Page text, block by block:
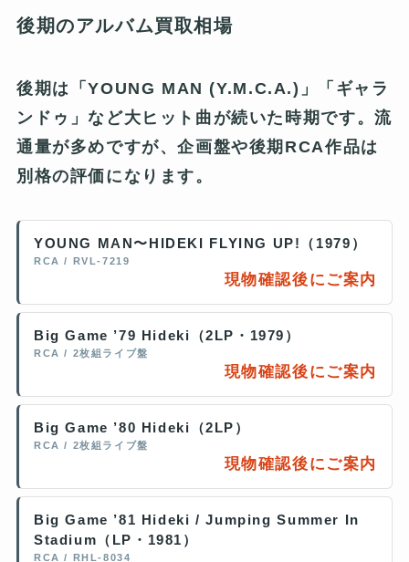
後期のアルバム買取相場
後期は「YOUNG MAN (Y.M.C.A.)」「ギャラ
ンドゥ」など大ヒット曲が続いた時期です。流
通量が多めですが、企画盤や後期RCA作品は
別格の評価になります。
YOUNG MAN〜HIDEKI FLYING UP!（1979）
RCA / RVL-7219
現物確認後にご案内
Big Game ’79 Hideki（2LP・1979）
RCA / 2枚組ライブ盤
現物確認後にご案内
Big Game ’80 Hideki（2LP）
RCA / 2枚組ライブ盤
現物確認後にご案内
Big Game ’81 Hideki / Jumping Summer In
Stadium（LP・1981）
RCA / RHL-8034